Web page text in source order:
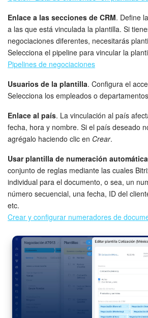
Enlace a las secciones de CRM. Define
a las que está vinculada la plantilla. Si
negociaciones diferentes, necesitarás
Selecciona el pipeline para vincular la
Pipelines de negociaciones
Usuarios de la plantilla. Configura el
Selecciona los empleados o
Enlace al país. La vinculación al país
fecha, hora y nombre. Si el país deseado
agrégalo haciendo clic en Crear.
Usar plantilla de numeración automática
conjunto de reglas mediante las cuales
individual para el documento, o sea, un
número secuencial, una fecha, ID del
etc.
Crear y configurar numeradores de